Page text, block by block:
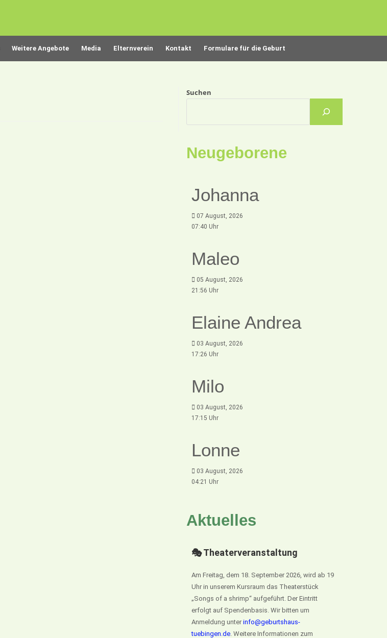
Weitere Angebote Media Elternverein Kontakt Formulare für die Geburt
Suchen
Neugeborene
Johanna
07 August, 2026
07:40 Uhr
Maleo
05 August, 2026
21:56 Uhr
Elaine Andrea
03 August, 2026
17:26 Uhr
Milo
03 August, 2026
17:15 Uhr
Lonne
03 August, 2026
04:21 Uhr
Aktuelles
🎭 Theaterveranstaltung
Am Freitag, dem 18. September 2026, wird ab 19
Uhr in unserem Kursraum das Theaterstück
„Songs of a shrimp“ aufgeführt. Der Eintritt
erfolgt auf Spendenbasis. Wir bitten um
Anmeldung unter info@geburtshaus-
tuebingen.de. Weitere Informationen zum